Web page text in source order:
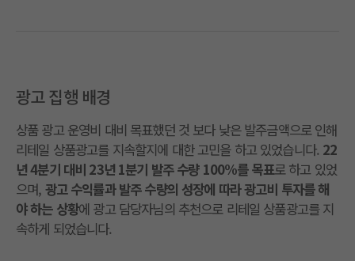
광고 집행 배경
상품 광고 운영비 대비 목표했던 것 보다 낮은 발주금액으로 인해
리테일 상품광고를 지속할지에 대한 고민을 하고 있었습니다. 22
년 4분기 대비 23년 1분기 발주 수량 100%를 목표로 하고 있었
으며, 광고 수익률과 발주 수량의 성장에 따라 광고비 투자를 해
야 하는 상황에 광고 담당자님의 추천으로 리테일 상품광고를 지
속하게 되었습니다.